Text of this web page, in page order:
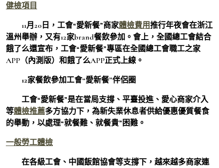
健檢項目
11月20日，工會“愛新餐”商家體檢費用推行年夜會在浙江
溫州舉辦，又有12家brand餐飲參加。會上，全國總工會結合
餓了么還宣布，工會“愛新餐”專區在全國總工會職工之家
APP（內測版）和餓了么APP正式上線。
12家餐飲參加工會“愛新餐”伴侶圈
工會“愛新餐”是在當局支撐、平臺投進、愛心商家介入
等體檢推薦多方協力下，為新失業休息者供給優惠優質餐食
的舉動，以處理“就餐難、就餐貴”困難。
一般勞工體檢
在各級工會、中國飯館協會等支撐下，越來越多商家連